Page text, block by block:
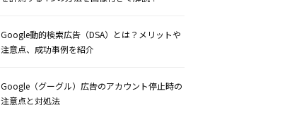
Google動的検索広告（DSA）とは？メリットや
注意点、成功事例を紹介
Google（グーグル）広告のアカウント停止時の
注意点と対処法